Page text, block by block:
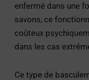
enfermé dans une
savons, ce
coûteux
dans les cas
Ce type de